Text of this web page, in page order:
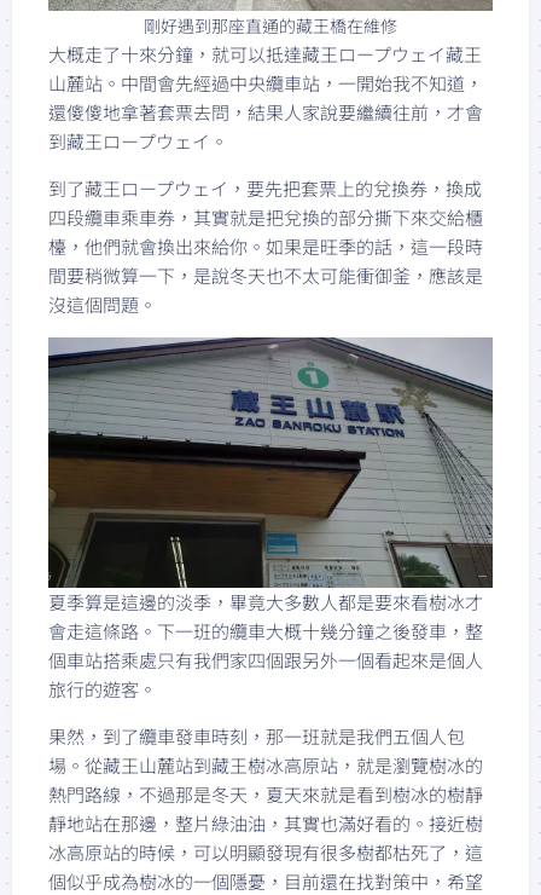
剛好遇到那座直通的藏王橋在維修
大概走了十來分鐘，就可以抵達藏王ロープウェイ藏王
山麓站。中間會先經過中央纜車站，一開始我不知道，
還傻傻地拿著套票去問，結果人家說要繼續往前，才會
到藏王ロープウェイ。
到了藏王ロープウェイ，要先把套票上的兌換券，換成
四段纜車乘車券，其實就是把兌換的部分撕下來交給櫃
檯，他們就會換出來給你。如果是旺季的話，這一段時
間要稍微算一下，是說冬天也不太可能衝御釜，應該是
沒這個問題。
夏季算是這邊的淡季，畢竟大多數人都是要來看樹冰才
會走這條路。下一班的纜車大概十幾分鐘之後發車，整
個車站搭乘處只有我們家四個跟另外一個看起來是個人
旅行的遊客。
果然，到了纜車發車時刻，那一班就是我們五個人包
場。從藏王山麓站到藏王樹冰高原站，就是瀏覽樹冰的
熱門路線，不過那是冬天，夏天來就是看到樹冰的樹靜
靜地站在那邊，整片綠油油，其實也滿好看的。接近樹
冰高原站的時候，可以明顯發現有很多樹都枯死了，這
個似乎成為樹冰的一個隱憂，目前還在找對策中，希望